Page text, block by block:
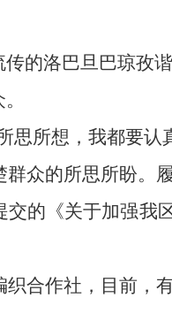
的洛巴旦巴琼孜
所想，我都要
众的所思所盼
的《关于加强
合作社，目前